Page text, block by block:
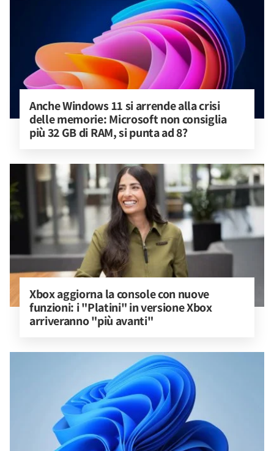
Anche Windows 11 si arrende alla crisi
delle memorie: Microsoft non consiglia
più 32 GB di RAM, si punta ad 8?
Xbox aggiorna la console con nuove
funzioni: i "Platini" in versione Xbox
arriveranno "più avanti"